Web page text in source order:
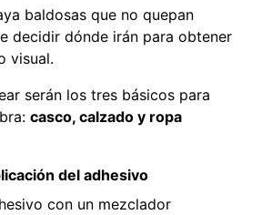
baldosas que no quepan
decidir dónde irán para obtener
visual.
serán los tres básicos para
casco, calzado y ropa
del adhesivo
con un mezclador